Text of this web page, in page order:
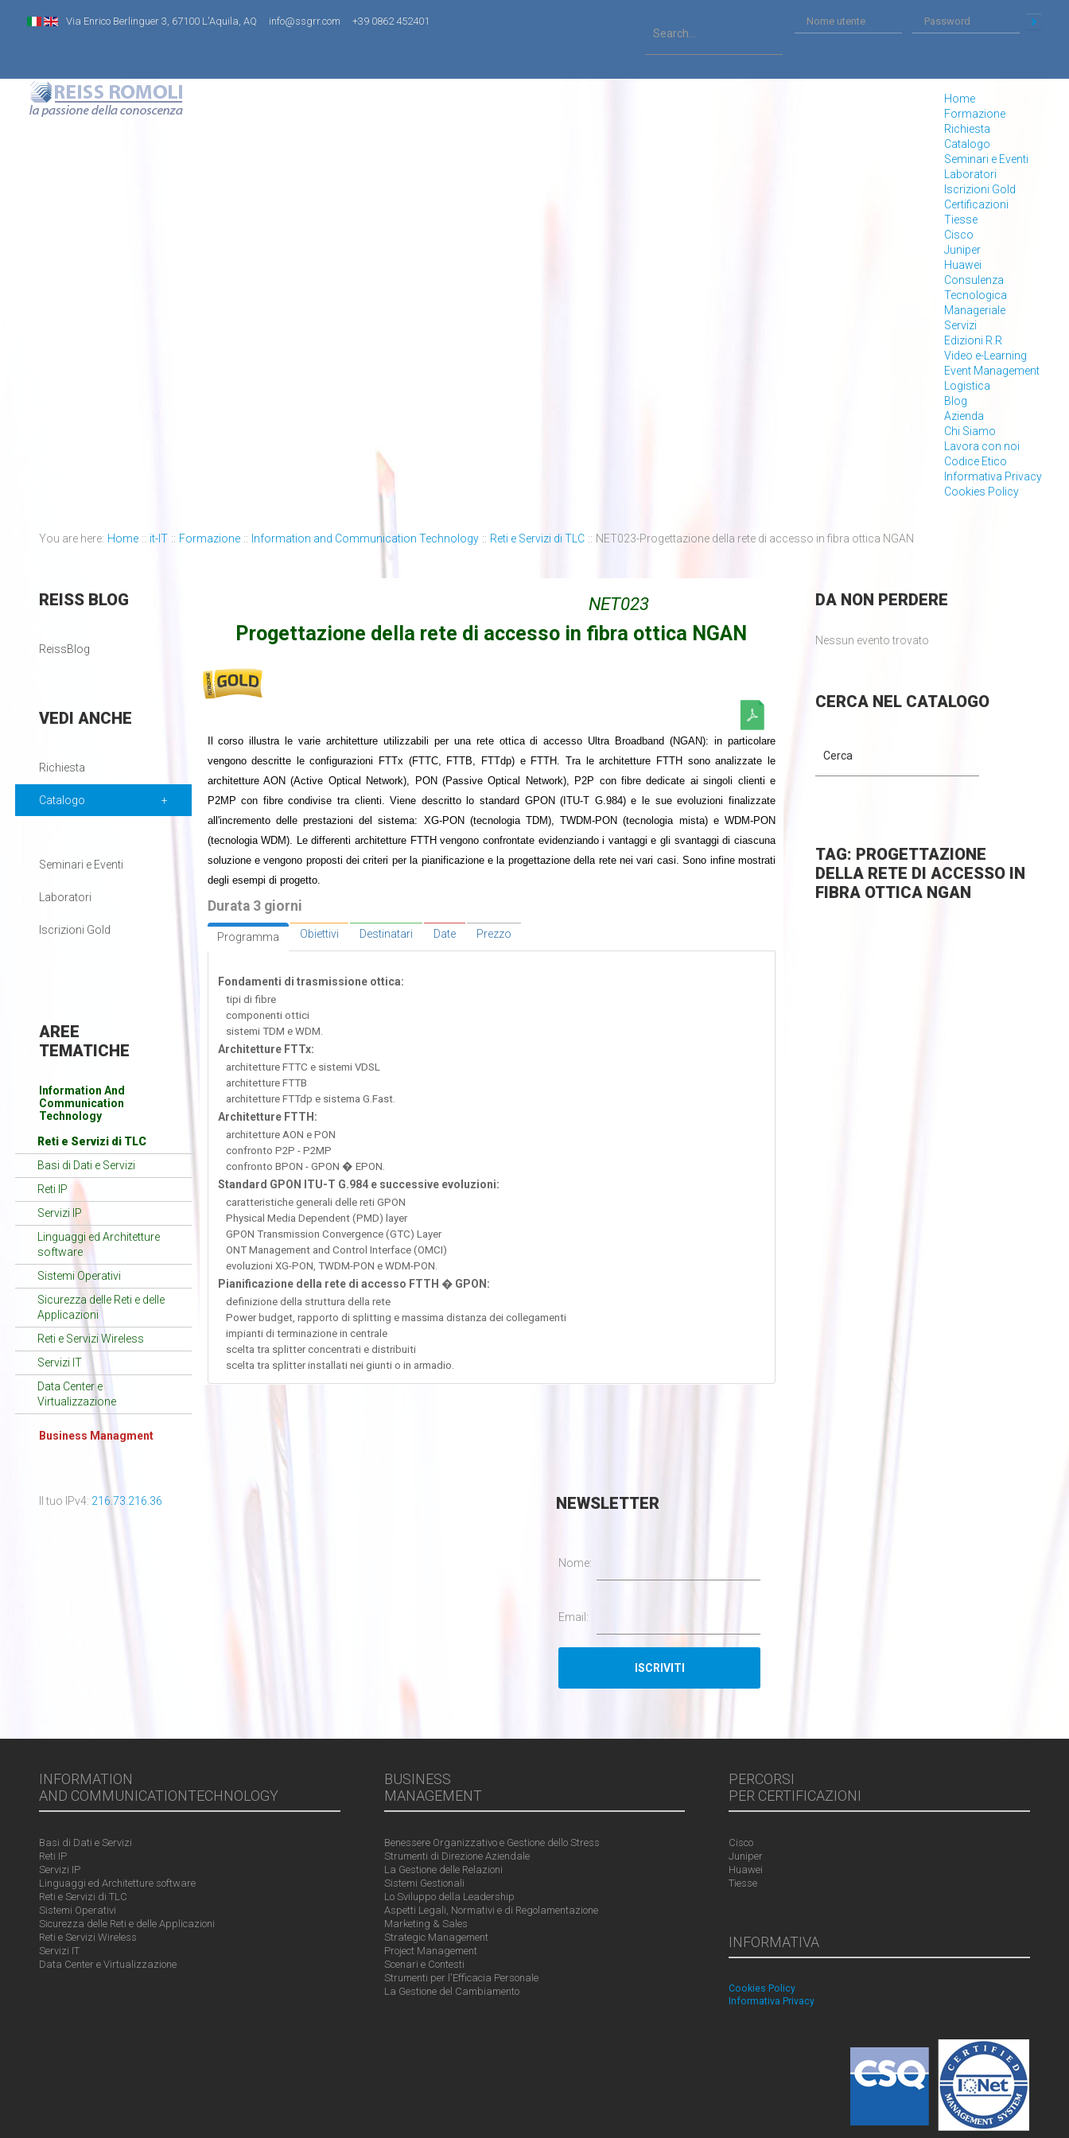
Via Enrico Berlinguer 3, 67100 L'Aquila, AQ info@ssgrr.com +39 0862 452401
Home
Formazione
Richiesta
Catalogo
Seminari e Eventi
Laboratori
Iscrizioni Gold
Certificazioni
Tiesse
Cisco
Juniper
Huawei
Consulenza
Tecnologica
Manageriale
Servizi
Edizioni R.R
Video e-Learning
Event Management
Logistica
Blog
Azienda
Chi Siamo
Lavora con noi
Codice Etico
Informativa Privacy
Cookies Policy
You are here: Home :: it-IT :: Formazione :: Information and Communication Technology :: Reti e Servizi di TLC :: NET023-Progettazione della rete di accesso in fibra ottica NGAN
NET023
Progettazione della rete di accesso in fibra ottica NGAN
Il corso illustra le varie architetture utilizzabili per una rete ottica di accesso Ultra Broadband (NGAN): in particolare
vengono descritte le configurazioni FTTx (FTTC, FTTB, FTTdp) e FTTH. Tra le architetture FTTH sono analizzate le
architetture AON (Active Optical Network), PON (Passive Optical Network), P2P con fibre dedicate ai singoli clienti e
P2MP con fibre condivise tra clienti. Viene descritto lo standard GPON (ITU-T G.984) e le sue evoluzioni finalizzate
all'incremento delle prestazioni del sistema: XG-PON (tecnologia TDM), TWDM-PON (tecnologia mista) e WDM-PON
(tecnologia WDM). Le differenti architetture FTTH vengono confrontate evidenziando i vantaggi e gli svantaggi di ciascuna
soluzione e vengono proposti dei criteri per la pianificazione e la progettazione della rete nei vari casi. Sono infine mostrati
degli esempi di progetto.
Durata 3 giorni
Programma Obiettivi Destinatari Date Prezzo
Fondamenti di trasmissione ottica:
tipi di fibre
componenti ottici
sistemi TDM e WDM.
Architetture FTTx:
architetture FTTC e sistemi VDSL
architetture FTTB
architetture FTTdp e sistema G.Fast.
Architetture FTTH:
architetture AON e PON
confronto P2P - P2MP
confronto BPON - GPON � EPON.
Standard GPON ITU-T G.984 e successive evoluzioni:
caratteristiche generali delle reti GPON
Physical Media Dependent (PMD) layer
GPON Transmission Convergence (GTC) Layer
ONT Management and Control Interface (OMCI)
evoluzioni XG-PON, TWDM-PON e WDM-PON.
Pianificazione della rete di accesso FTTH � GPON:
definizione della struttura della rete
Power budget, rapporto di splitting e massima distanza dei collegamenti
impianti di terminazione in centrale
scelta tra splitter concentrati e distribuiti
scelta tra splitter installati nei giunti o in armadio.
REISSBLOG
ReissBlog
VEDI ANCHE
Richiesta
Catalogo
Seminari e Eventi
Laboratori
Iscrizioni Gold
AREE
TEMATICHE
Information And
Communication
Technology
Reti e Servizi di TLC
Basi di Dati e Servizi
Reti IP
Servizi IP
Linguaggi ed Architetture
software
Sistemi Operativi
Sicurezza delle Reti e delle
Applicazioni
Reti e Servizi Wireless
Servizi IT
Data Center e
Virtualizzazione
Business Managment
DANON PERDERE
Nessun evento trovato
CERCANEL CATALOGO
TAG: PROGETTAZIONE
DELLA RETE DI ACCESSO IN
FIBRA OTTICA NGAN
Il tuo IPv4: 216.73.216.36 NEWSLETTER
Nome:
Email:
INFORMATION
AND COMMUNICATIONTECHNOLOGY
Basi di Dati e Servizi
Reti IP
Servizi IP
Linguaggi ed Architetture software
Reti e Servizi di TLC
Sistemi Operativi
Sicurezza delle Reti e delle Applicazioni
Reti e Servizi Wireless
Servizi IT
Data Center e Virtualizzazione
BUSINESS
MANAGEMENT
Benessere Organizzativo e Gestione dello Stress
Strumenti di Direzione Aziendale
La Gestione delle Relazioni
Sistemi Gestionali
Lo Sviluppo della Leadership
Aspetti Legali, Normativi e di Regolamentazione
Marketing & Sales
Strategic Management
Project Management
Scenari e Contesti
Strumenti per l'Efficacia Personale
La Gestione del Cambiamento
PERCORSI
PER CERTIFICAZIONI
Cisco
Juniper
Huawei
Tiesse
INFORMATIVA
Cookies Policy
Informativa Privacy